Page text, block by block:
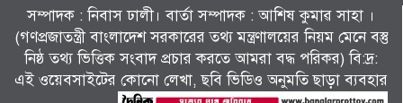
জুলাই গণঅভ্যুত্থানের দ্বিতীয় বর্ষপূর্তি উপলক্ষে
শ্যামনগরে জামায়াতের গণমিছিল ও বিক্ষোভ
সমাবেশ।
সম্পাদক : নিবাস ঢালী। বার্তা সম্পাদক : আশিষ কুমাৱ সাহা ।
(গণপ্রজাতন্ত্রী বাংলাদেশ সরকারের তথ্য মন্ত্রণালয়ের নিয়ম মেনে বস্তু
নিষ্ঠ তথ্য ভিত্তিক সংবাদ প্রচার করতে আমরা বদ্ধ পরিকর) বি:দ্র:
এই ওয়েবসাইটের কোনো লেখা, ছবি ভিডিও অনুমতি ছাড়া ব্যবহার